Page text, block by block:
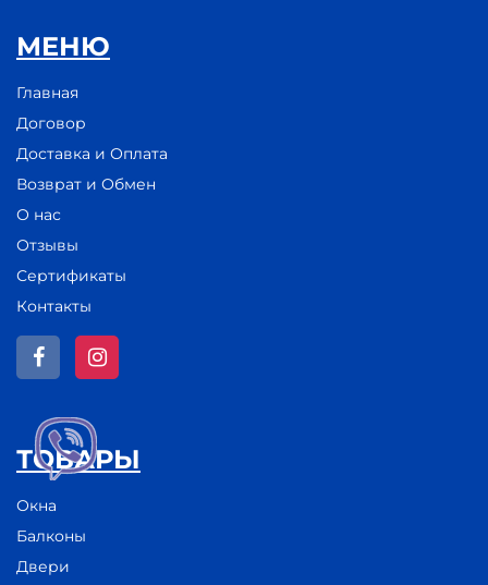
МЕНЮ
Главная
Договор
Доставка и Оплата
Возврат и Обмен
О нас
Отзывы
Сертификаты
Контакты
ТОВАРЫ
Окна
Балконы
Двери